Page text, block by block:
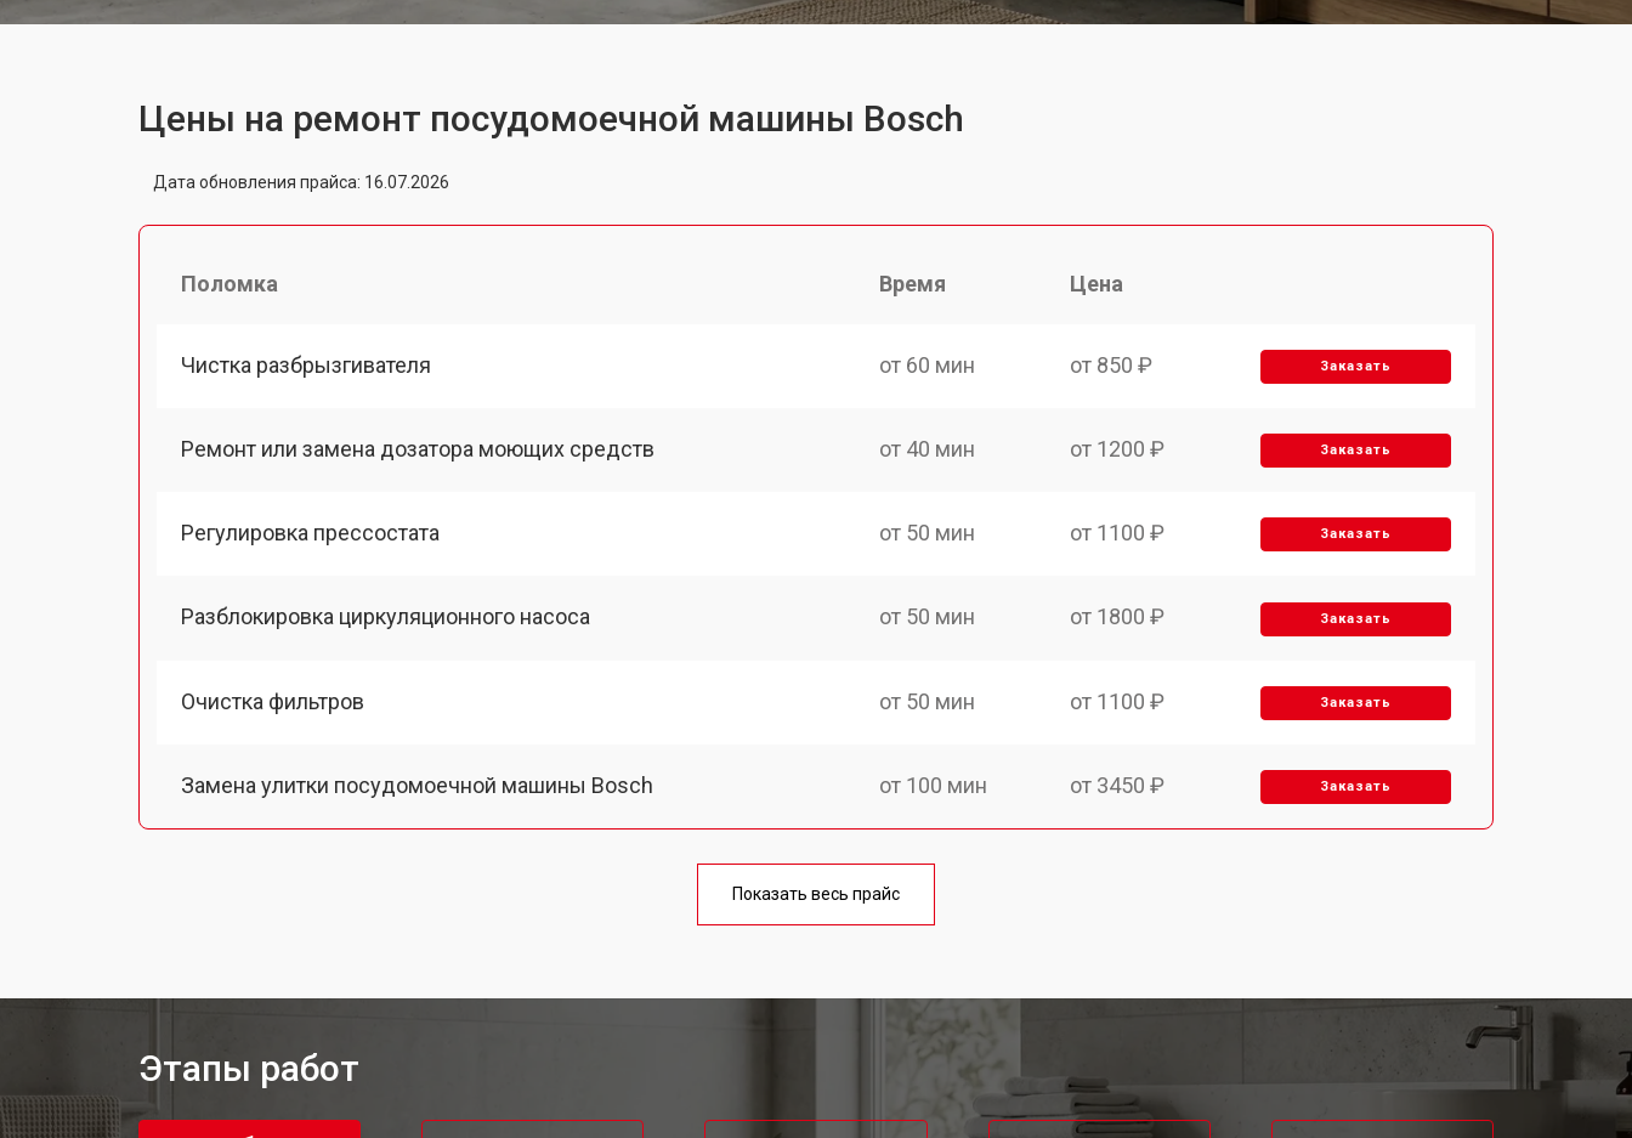
Цены на ремонт посудомоечной машины Bosch
Дата обновления прайса: 16.07.2026
Поломка Время Цена
Чистка разбрызгивателя от 60 мин от 850 ₽ Заказать
Ремонт или замена дозатора моющих средств от 40 мин от 1200 ₽ Заказать
Регулировка прессостата от 50 мин от 1100 ₽ Заказать
Разблокировка циркуляционного насоса от 50 мин от 1800 ₽ Заказать
Очистка фильтров от 50 мин от 1100 ₽ Заказать
Замена улитки посудомоечной машины Bosch от 100 мин от 3450 ₽ Заказать
от 40 мин
от 50 мин
Ремонт или замена петли двери от 60 мин от 1000 ₽ Заказать
Показать весь прайс
Этапы работ